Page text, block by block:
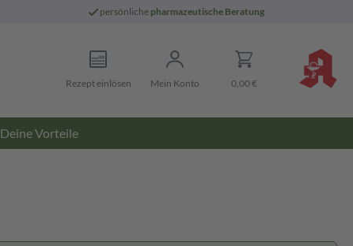
persönliche pharmazeutische Beratung
Rezept einlösen Mein Konto 0,00 €
Deine Vorteile